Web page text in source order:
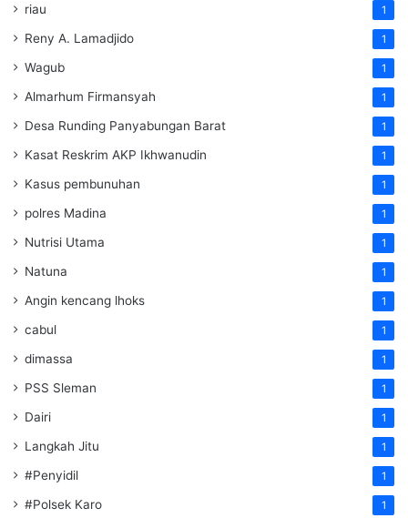
riau 1
Reny A. Lamadjido 1
Wagub 1
Almarhum Firmansyah 1
Desa Runding Panyabungan Barat 1
Kasat Reskrim AKP Ikhwanudin 1
Kasus pembunuhan 1
polres Madina 1
Nutrisi Utama 1
Natuna 1
Angin kencang lhoks 1
cabul 1
dimassa 1
PSS Sleman 1
Dairi 1
Langkah Jitu 1
#Penyidil 1
#Polsek Karo 1